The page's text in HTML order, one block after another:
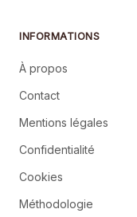
INFORMATIONS
À propos
Contact
Mentions légales
Confidentialité
Cookies
Méthodologie